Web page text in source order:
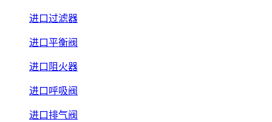
进口过滤器
进口平衡阀
进口阻火器
进口呼吸阀
进口排气阀